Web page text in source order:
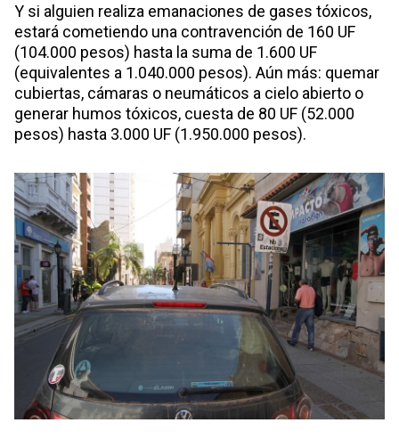
Y si alguien realiza emanaciones de gases tóxicos,
estará cometiendo una contravención de 160 UF
(104.000 pesos) hasta la suma de 1.600 UF
(equivalentes a 1.040.000 pesos). Aún más: quemar
cubiertas, cámaras o neumáticos a cielo abierto o
generar humos tóxicos, cuesta de 80 UF (52.000
pesos) hasta 3.000 UF (1.950.000 pesos).